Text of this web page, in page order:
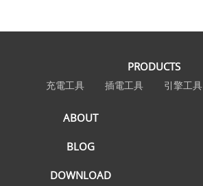
PRODUCTS
充電工具 插電工具 引擎工具
ABOUT
BLOG
DOWNLOAD